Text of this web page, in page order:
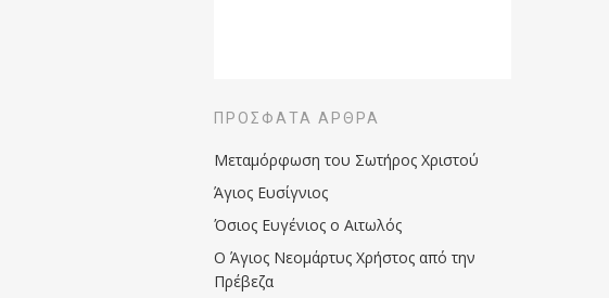
ΠΡΌΣΦΑΤΑ ΆΡΘΡΑ
Μεταμόρφωση του Σωτήρος Χριστού
Άγιος Ευσίγνιος
Όσιος Ευγένιος ο Αιτωλός
Ο Άγιος Νεομάρτυς Χρήστος από την
Πρέβεζα